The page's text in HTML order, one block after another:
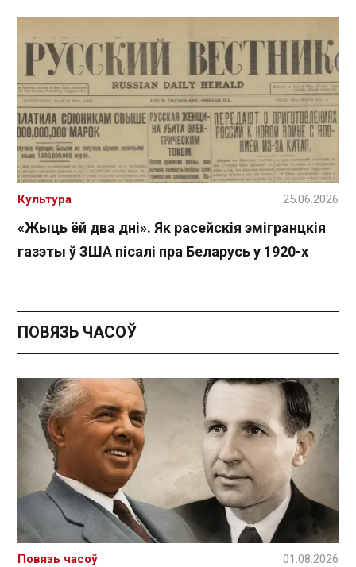
«Жыць ёй два дні». Як расейскія эмігранцкія
газэты ў ЗША пісалі пра Беларусь у 1920-х
Культура 25.06.2026
ПОВЯЗЬ ЧАСОЎ
Повязь часоў 01.08.2026